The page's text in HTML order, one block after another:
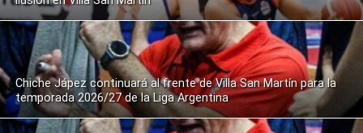
Chiche Jápez continuará al frente de Villa San Martín para la
temporada 2026/27 de la Liga Argentina